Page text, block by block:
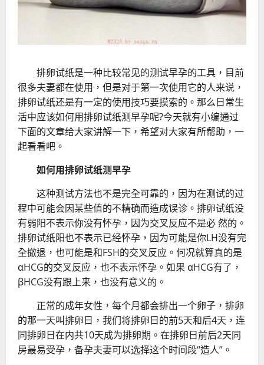
排卵试纸是一种比较常见的测试早孕的工具，目前
很多夫妻都在使用，但是对于第一次使用它的人来说，
排卵试纸还是有一定的使用技巧要摸索的。那么日常生
活中应该如何用排卵试纸测早孕呢?今天就有小编通过
下面的文章给大家讲解一下，希望对大家有所帮助，一
起看看吧。
如何用排卵试纸测早孕
这种测试方法也不是完全可靠的，因为在测试的过
程中可能会因某些值的不精确而造成误诊。排卵试纸没
有弱阳不表示你没有怀孕，因为交叉反应不是必 然的。
排卵试纸阳也不表示已经怀孕，因为可能是你LH没有完
全撤退，也可能是和FSH的交叉反应。何况就算真的是
αHCG的交叉反应，也不表示怀孕。如果 αHCG有了，
βHCG没有跟上来，也没有意义的。
正常的成年女性，每个月都会排出一个卵子，排卵
的那一天叫排卵日，我们将排卵日的前5天和后4天，连
同排卵日在内共10天成为排卵期。在排卵日前后2天同
房最易受孕，备孕夫妻可以选择这个时间段“造人”。